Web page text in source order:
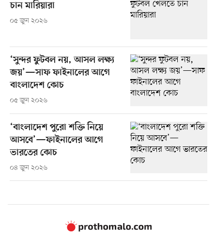
চান মারিয়ারা
০৫ জুন ২০২৬
‘সুন্দর ফুটবল নয়, আসল লক্ষ্য
জয়’—সাফ ফাইনালের আগে
বাংলাদেশ কোচ
০৫ জুন ২০২৬
‘বাংলাদেশ পুরো শক্তি নিয়ে
আসবে’—ফাইনালের আগে
ভারতের কোচ
০৪ জুন ২০২৬